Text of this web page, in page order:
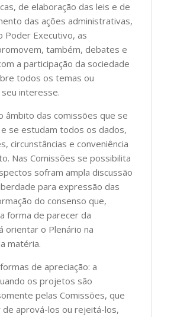
de elaboração das leis e de
das ações administrativas,
Poder Executivo, as
também, debates e
a participação da sociedade
todos os temas ou
interesse.
âmbito das comissões que se
se estudam todos os dados,
circunstâncias e conveniência
Nas Comissões se possibilita
sofram ampla discussão
para expressão das
do consenso que,
forma de parecer da
orientar o Plenário na
matéria.
de apreciação: a
os projetos são
pelas Comissões, que
aprová-los ou rejeitá-los,